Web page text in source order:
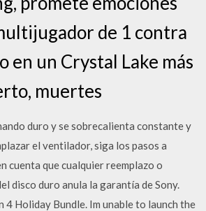
de 1 contra
en un Crystal Lake más
muertes
duro y se sobrecalienta constante y
el ventilador, siga los pasos a
cuenta que cualquier reemplazo o
disco duro anula la garantía de Sony.
4 Holiday Bundle. Im unable to launch the